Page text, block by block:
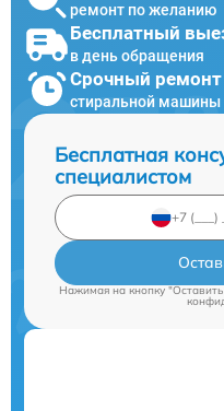
ремонт по желанию
Бесплатный
в день обращения
Срочный ремонт
стиральной машины
Бесплатная
специалистом
Нажимая на кнопку